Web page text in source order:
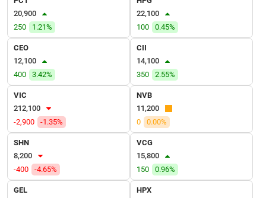
20,900
250
1.21%
22,100
100
0.45%
CEO
12,100
400
3.42%
CII
14,100
350
2.55%
VIC
212,100
-2,900
-1.35%
NVB
11,200
0
0.00%
SHN
8,200
-400
-4.65%
VCG
15,800
150
0.96%
GEL
HPX
VỤ
TRUYỀN
THÔNG
TIỆN
BẤT
ĐỘNG
SẢN